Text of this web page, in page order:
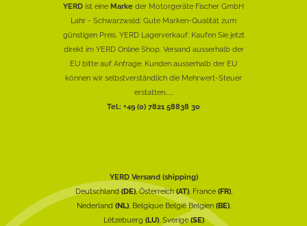
YERD ist eine Marke der Motorgeräte Fischer GmbH
Lahr - Schwarzwald: Gute Marken-Qualität zum
günstigen Preis. YERD Lagerverkauf: Kaufen Sie jetzt
direkt im YERD Online Shop. Versand ausserhalb der
EU bitte auf Anfrage. Kunden ausserhalb der EU
können wir selbstverständlich die Mehrwert-Steuer
erstatten......
Tel.: +49 (0) 7821 58838 30
YERD Versand (shipping)
Deutschland(DE), Österreich(AT), France (FR),
Nederland (NL), Belgique België Belgien (BE),
Lëtzebuerg (LU), Sverige(SE)